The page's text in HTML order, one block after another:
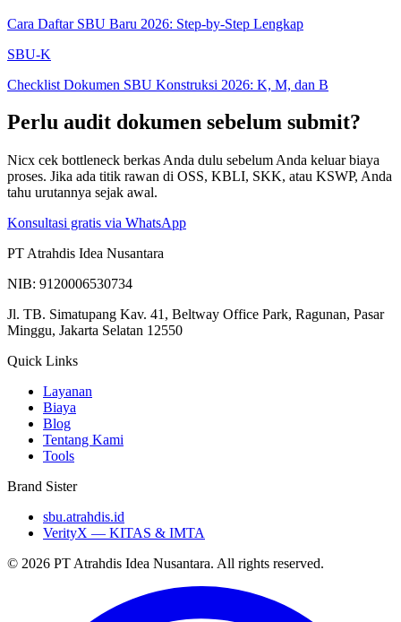
Cara Daftar SBU Baru 2026: Step-by-Step Lengkap
SBU-K
Checklist Dokumen SBU Konstruksi 2026: K, M, dan B
Perlu audit dokumen sebelum submit?
Nicx cek bottleneck berkas Anda dulu sebelum Anda keluar biaya
proses. Jika ada titik rawan di OSS, KBLI, SKK, atau KSWP, Anda
tahu urutannya sejak awal.
Konsultasi gratis via WhatsApp
PT Atrahdis Idea Nusantara
NIB: 9120006530734
Jl. TB. Simatupang Kav. 41, Beltway Office Park, Ragunan, Pasar
Minggu, Jakarta Selatan 12550
Quick Links
Layanan
Biaya
Blog
Tentang Kami
Tools
Brand Sister
sbu.atrahdis.id
VerityX — KITAS & IMTA
© 2026 PT Atrahdis Idea Nusantara. All rights reserved.